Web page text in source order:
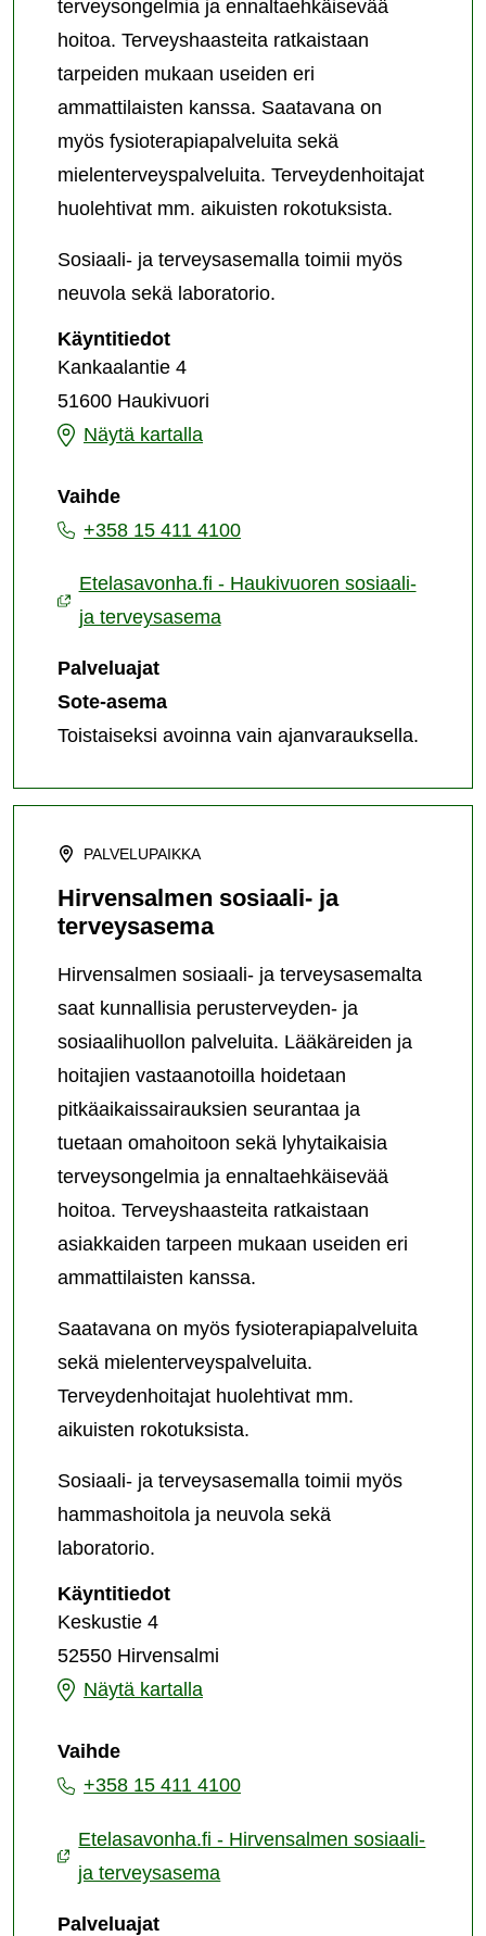
terveysongelmia ja ennaltaehkäisevää
hoitoa. Terveyshaasteita ratkaistaan
tarpeiden mukaan useiden eri
ammattilaisten kanssa. Saatavana on
myös fysioterapiapalveluita sekä
mielenterveyspalveluita. Terveydenhoitajat
huolehtivat mm. aikuisten rokotuksista.
Sosiaali- ja terveysasemalla toimii myös
neuvola sekä laboratorio.
KäyntitiedotHaukivuoren
sosiaali-
terveysasema
Kankaalantie 4
51600 Haukivuori
Näytä kartalla
Haukivuoren
ja
terveysasema
Vaihde
+358 15 411 4100
Etelasavonha.fi - Haukivuoren sosiaali-
ja terveysasema
Palveluajat
Sote-asema
Toistaiseksi avoinna vain ajanvarauksella.
PALVELUPAIKKA
Hirvensalmen sosiaali- ja
terveysasema
Hirvensalmen sosiaali- ja terveysasemalta
saat kunnallisia perusterveyden- ja
sosiaalihuollon palveluita. Lääkäreiden ja
hoitajien vastaanotoilla hoidetaan
pitkäaikaissairauksien seurantaa ja
tuetaan omahoitoon sekä lyhytaikaisia
terveysongelmia ja ennaltaehkäisevää
hoitoa. Terveyshaasteita ratkaistaan
asiakkaiden tarpeen mukaan useiden eri
ammattilaisten kanssa.
Saatavana on myös fysioterapiapalveluita
sekä mielenterveyspalveluita.
Terveydenhoitajat huolehtivat mm.
aikuisten rokotuksista.
Sosiaali- ja terveysasemalla toimii myös
hammashoitola ja neuvola sekä
laboratorio.
KäyntitiedotHirvensalmen
terveysasema
Keskustie 4
52550 Hirvensalmi
Näytä kartalla
Hirvensalmen
ja
terveysasema
Vaihde
+358 15 411 4100
Etelasavonha.fi - Hirvensalmen sosiaali-
ja terveysasema
Palveluajat